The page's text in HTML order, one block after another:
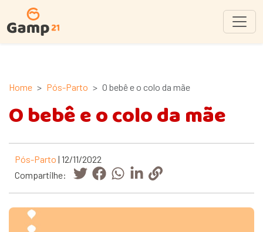
Home Pós-Parto O bebê e o colo da mãe
O bebê e o colo da mãe
Pós-Parto | 12/11/2022
Compartilhe: